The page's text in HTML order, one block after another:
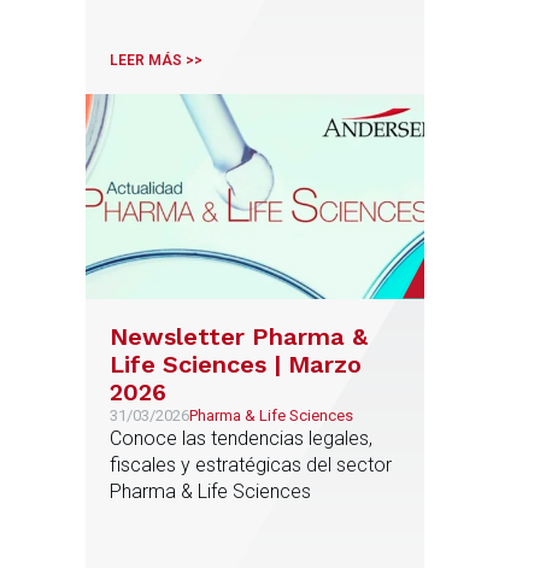
la Firma
LEER MÁS >>
Newsletter Pharma &
Life Sciences | Marzo
2026
31/03/2026Pharma & Life Sciences
Conoce las tendencias legales,
fiscales y estratégicas del sector
Pharma & Life Sciences